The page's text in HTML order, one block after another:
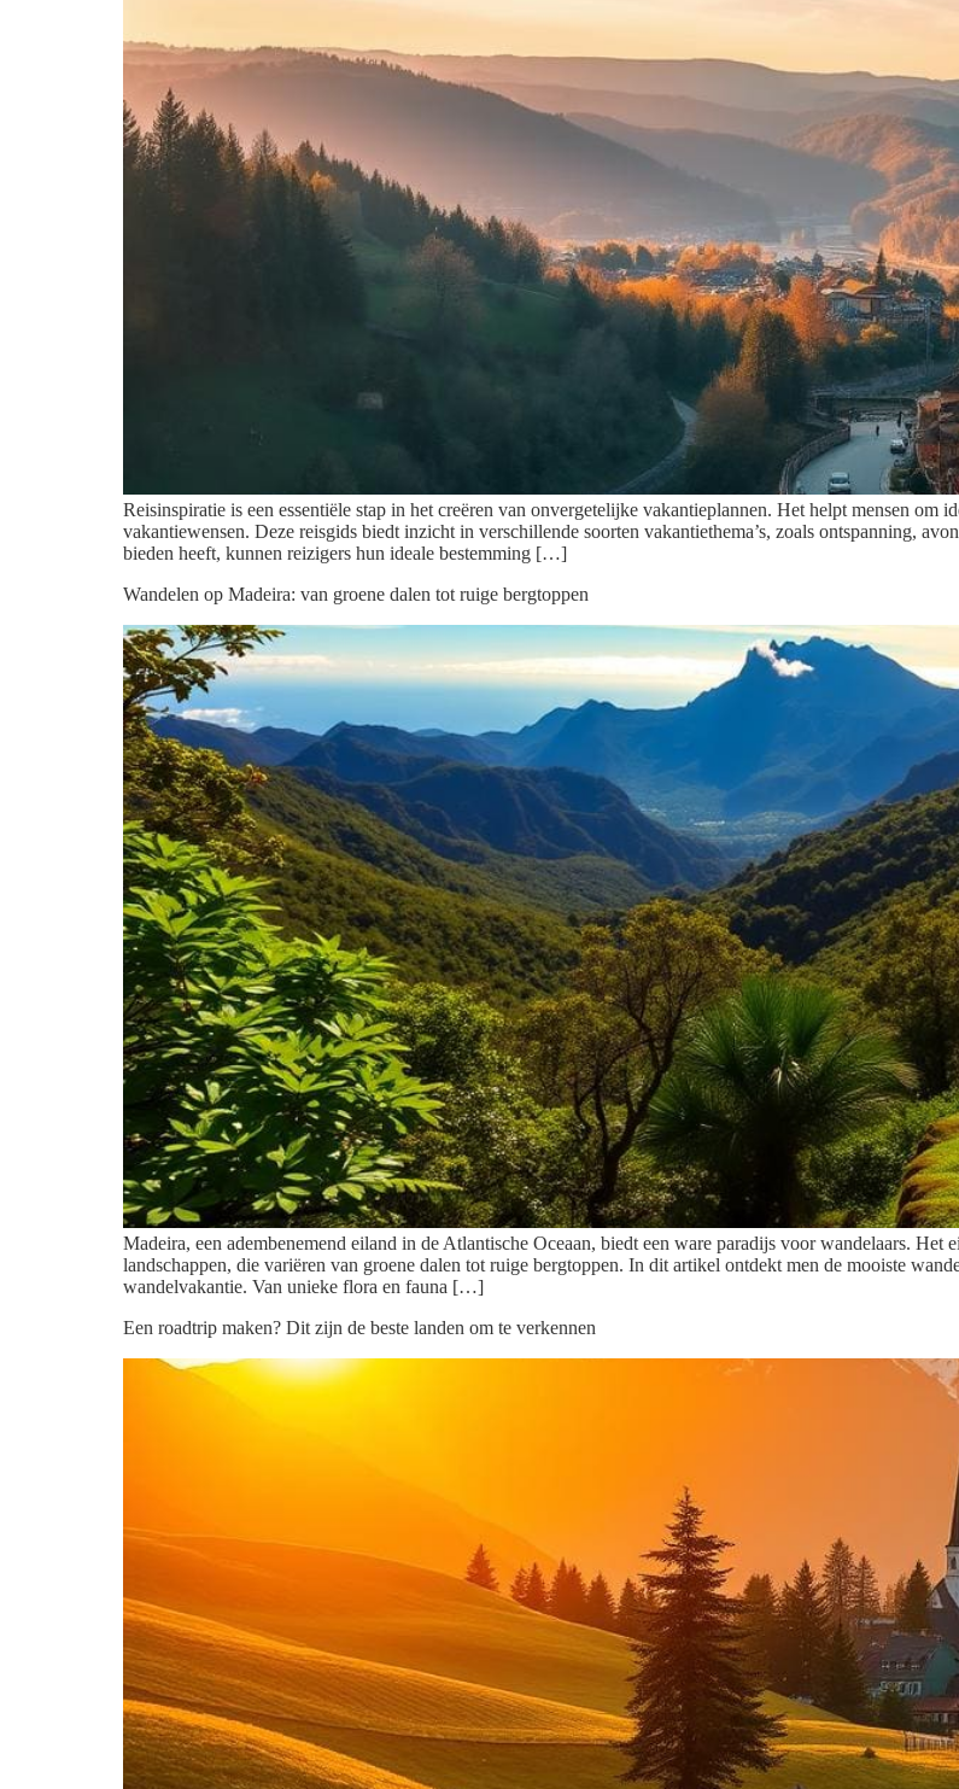
Reisinspiratie is een essentiële stap in het creëren van onvergetelijke vakantieplannen. Het helpt mensen om
vakantiewensen. Deze reisgids biedt inzicht in verschillende soorten vakantiethema’s, zoals ontspanning,
bieden heeft, kunnen reizigers hun ideale bestemming […]
Wandelen op Madeira: van groene dalen tot ruige bergtoppen
Madeira, een adembenemend eiland in de Atlantische Oceaan, biedt een ware paradijs voor wandelaars.
landschappen, die variëren van groene dalen tot ruige bergtoppen. In dit artikel ontdekt men de mooiste
wandelvakantie. Van unieke flora en fauna […]
Een roadtrip maken? Dit zijn de beste landen om te verkennen